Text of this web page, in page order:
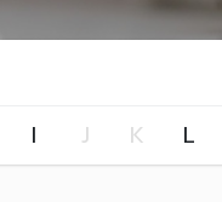
I J K L